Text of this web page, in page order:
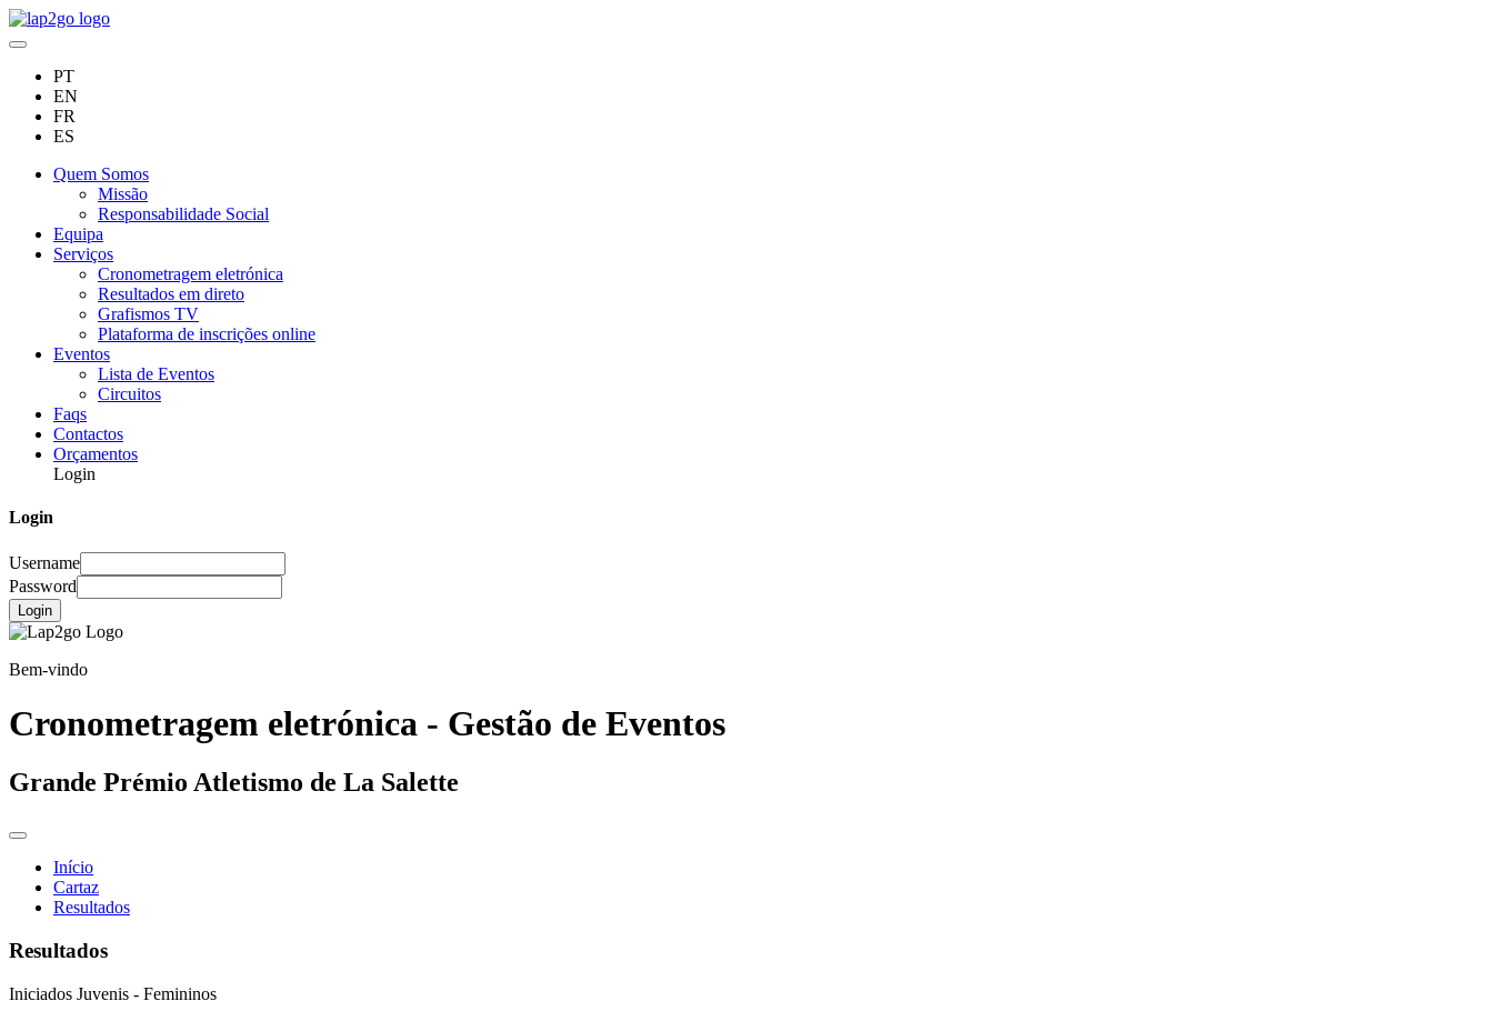
PT
EN
FR
ES
Quem Somos
Missão
Responsabilidade Social
Equipa
Serviços
Cronometragem eletrónica
Resultados em direto
Grafismos TV
Plataforma de inscrições online
Eventos
Lista de Eventos
Circuitos
Faqs
Contactos
Orçamentos
Login
Login
Username
Password
Login
Bem-vindo
Cronometragem eletrónica - Gestão de Eventos
Grande Prémio Atletismo de La Salette
Início
Cartaz
Resultados
Resultados
Iniciados Juvenis - Femininos